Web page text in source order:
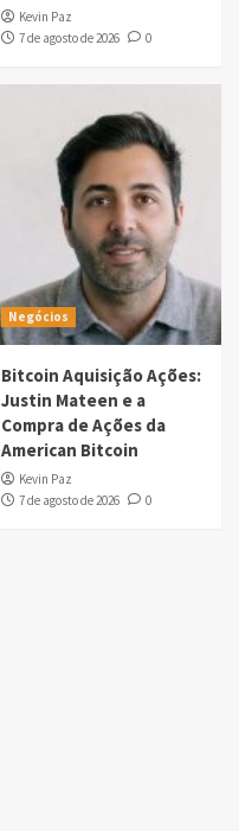
Kevin Paz
7 de agosto de 2026
0
Negócios
Bitcoin Aquisição Ações:
Justin Mateen e a
Compra de Ações da
American Bitcoin
Kevin Paz
7 de agosto de 2026
0